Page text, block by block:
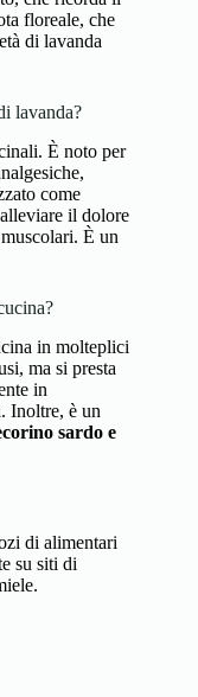
floreale, che
di lavanda
lavanda?
È noto per
come
il dolore
È un
in molteplici
ma si presta
in
Inoltre, è un
sardo e
di alimentari
su siti di